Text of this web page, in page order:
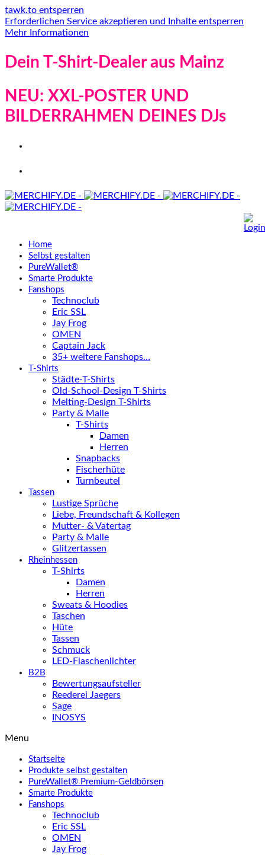
tawk.to entsperren
Erforderlichen Service akzeptieren und Inhalte entsperren
Mehr Informationen
Dein T-Shirt-Dealer aus Mainz
NEU: XXL-POSTER UND
BILDERRAHMEN DEINES DJs
Home
Selbst gestalten
PureWallet®
Smarte Produkte
Fanshops
Technoclub
Eric SSL
Jay Frog
OMEN
Captain Jack
35+ weitere Fanshops…
T-Shirts
Städte-T-Shirts
Old-School-Design T-Shirts
Melting-Design T-Shirts
Party & Malle
T-Shirts
Damen
Herren
Snapbacks
Fischerhüte
Turnbeutel
Tassen
Lustige Sprüche
Liebe, Freundschaft & Kollegen
Mutter- & Vatertag
Party & Malle
Glitzertassen
Rheinhessen
T-Shirts
Damen
Herren
Sweats & Hoodies
Taschen
Hüte
Tassen
Schmuck
LED-Flaschenlichter
B2B
Bewertungsaufsteller
Reederei Jaegers
Sage
INOSYS
Menu
Startseite
Produkte selbst gestalten
PureWallet® Premium-Geldbörsen
Smarte Produkte
Fanshops
Technoclub
Eric SSL
OMEN
Jay Frog